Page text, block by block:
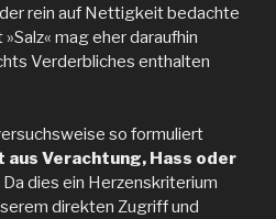
rein auf Nettigkeit bedachte
mag eher daraufhin
Verderbliches enthalten
so formuliert
aus Verachtung, Hass oder
Da dies ein Herzenskriterium
direkten Zugriff und